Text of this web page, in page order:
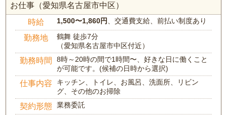
お仕事（愛知県名古屋市中区）
時給 1,500〜1,860円 、交通費支給、前払い制度あり
勤務地
鶴舞 徒歩7分
（愛知県名古屋市中区付近）
勤務時間
8時～20時の間で1時間〜、好きな日に働くこと
が可能です。(候補の日時から選択)
仕事内容
キッチン、トイレ、お風呂、洗面所、リビン
グ、その他のお掃除
契約形態 業務委託